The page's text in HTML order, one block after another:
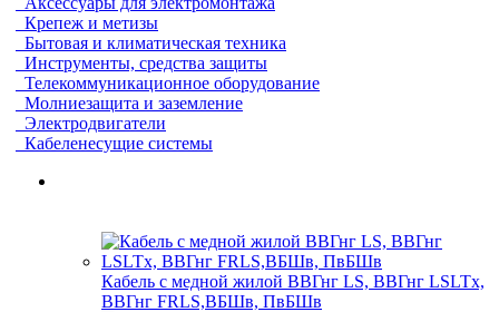
Крепеж и метизы
Бытовая и климатическая техника
Инструменты, средства защиты
Телекоммуникационное оборудование
Молниезащита и заземление
Электродвигатели
Кабеленесущие системы
Кабель с медной жилой ВВГнг LS, ВВГнг LSLTx,
ВВГнг FRLS,ВБШв, ПвБШв